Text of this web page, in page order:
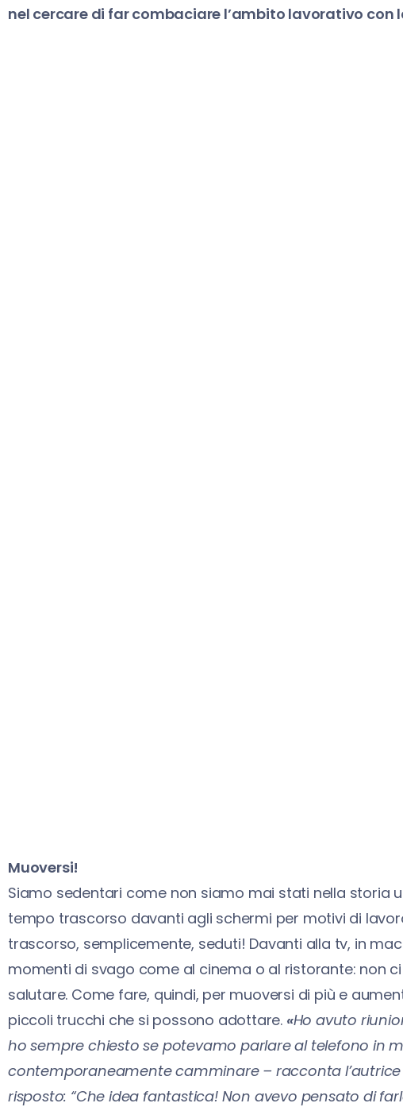
nel cercare di far combaciare l’ambito lavorativo con
Muoversi!
Siamo sedentari come non siamo mai stati nella storia
tempo trascorso davanti agli schermi per motivi di
trascorso, semplicemente, seduti! Davanti alla tv, in
momenti di svago come al cinema o al ristorante: non
salutare. Come fare, quindi, per muoversi di più e
piccoli trucchi che si possono adottare. «Ho avuto
ho sempre chiesto se potevamo parlare al telefono in
contemporaneamente camminare – racconta
risposto: “Che idea fantastica! Non avevo pensato di